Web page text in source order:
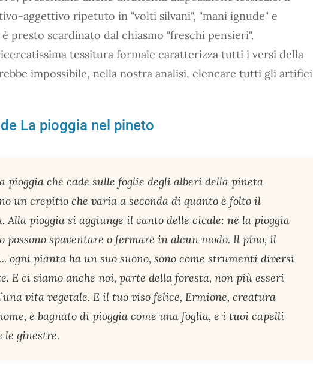
aggettivo ripetuto in "volti silvani", "mani ignude" e
presto scardinato dal chiasmo "freschi pensieri".
tessitura formale caratterizza tutti i versi della
impossibile, nella nostra analisi, elencare tutti gli artifici
La pioggia nel pineto
pioggia che cade sulle foglie degli alberi della pineta
un crepitìo che varia a seconda di quanto è folto il
Alla pioggia si aggiunge il canto delle cicale: né la pioggia
possono spaventare o fermare in alcun modo. Il pino, il
ogni pianta ha un suo suono, sono come strumenti diversi
E ci siamo anche noi, parte della foresta, non più esseri
vita vegetale. E il tuo viso felice, Ermione, creatura
è bagnato di pioggia come una foglia, e i tuoi capelli
le ginestre.